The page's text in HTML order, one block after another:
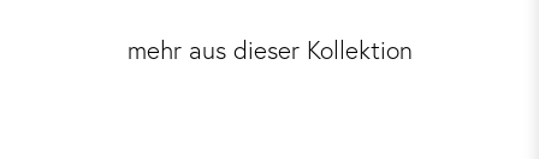
mehr aus dieser Kollektion